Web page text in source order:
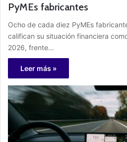
PyMEs fabricantes
Ocho de cada diez PyMEs
califican su situación financiera
2026, frente…
Leer más »